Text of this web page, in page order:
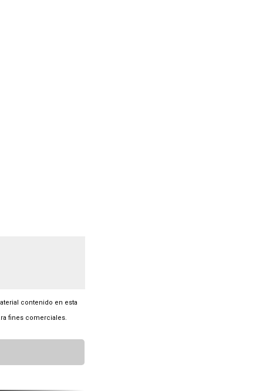
contenido en esta
fines comerciales.